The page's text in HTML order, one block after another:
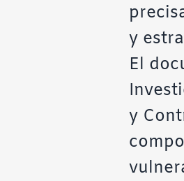
y
El
y